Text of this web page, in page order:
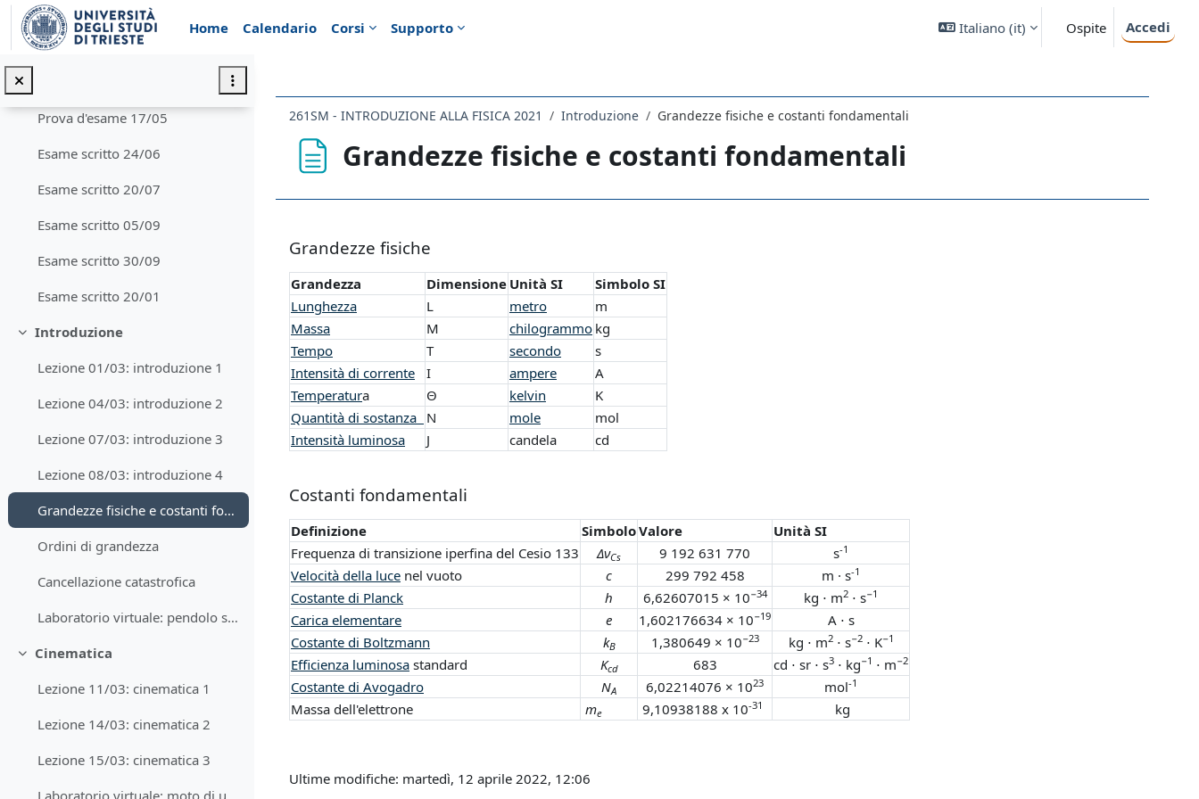
Vai al contenuto principale
Home
Calendario Corsi Supporto Italiano ‎(it)‎ Ospite Accedi
Quesiti su wooclap
Jupyter notebooks
Prova d'esame 17/05
Esame scritto 24/06
Esame scritto 20/07
Esame scritto 05/09
Esame scritto 30/09
Esame scritto 20/01
Minimizza
Introduzione
Lezione 01/03: introduzione 1
Lezione 04/03: introduzione 2
Lezione 07/03: introduzione 3
Lezione 08/03: introduzione 4
Grandezze fisiche e costanti fondamentali
Ordini di grandezza
Cancellazione catastrofica
Laboratorio virtuale: pendolo semplice
Minimizza
Cinematica
Lezione 11/03: cinematica 1
Lezione 14/03: cinematica 2
Lezione 15/03: cinematica 3
261SM - INTRODUZIONE ALLA FISICA 2021 Introduzione Grandezze fisiche e costanti fondamentali
Grandezze fisiche e costanti fondamentali
Grandezze fisiche
Grandezza Dimensione Unità SI
Simbolo SI
Lunghezza
L metro
m
Massa
M chilogrammo kg
Tempo
T secondo
s
Intensità di corrente
I ampere
A
Temperatura Θ kelvin
K
Quantità di sostanza N mole
mol
Intensità luminosa
J candela cd
Costanti fondamentali
Definizione SimboloValore
Unità SI
Frequenza di transizione iperfina del Cesio 133 ΔνCs 9 192 631 770 s-1
Velocità della luce nel vuoto c 299 792 458 m · s-1
Costante di Planck h 6,62607015 × 10−34 kg ⋅ m2 ⋅ s−1
Carica elementare e 1,602176634 × 10−19
A ⋅ s
Costante di Boltzmann
kB 1,380649 × 10−23 kg ⋅ m2⋅ s−2⋅ K−1
Efficienza luminosa standard Kcd 683 cd ⋅ sr ⋅ s3 ⋅ kg−1 ⋅ m−2
Costante di Avogadro NA 6,02214076 × 1023 mol-1
Massa dell'elettrone me 9,10938188 x 10-31 kg
Ultime modifiche: martedì, 12 aprile 2022, 12:06